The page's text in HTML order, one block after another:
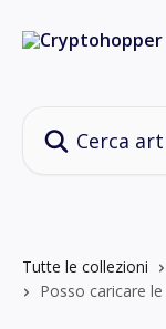
Tutte le collezioni
Posso caricare